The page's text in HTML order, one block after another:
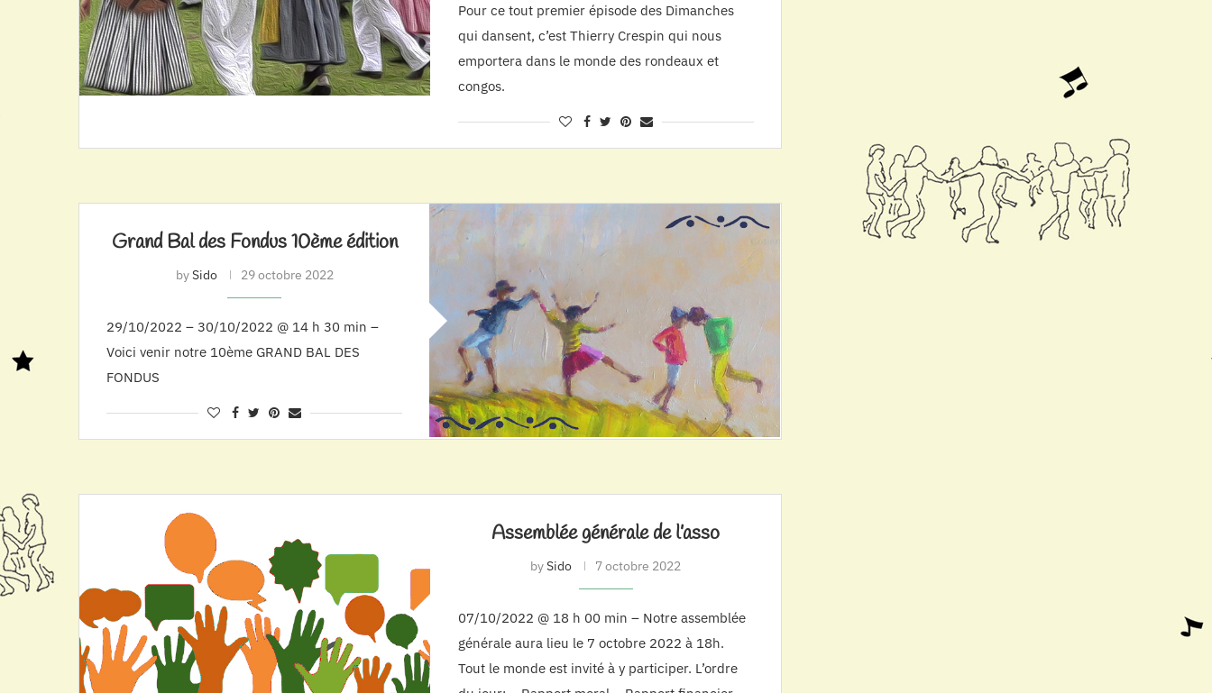
Pour ce tout premier épisode des Dimanches
qui dansent, c’est Thierry Crespin qui nous
emportera dans le monde des rondeaux et
congos.
Grand Bal des Fondus 10ème édition
bySido 29 octobre 2022
29/10/2022 – 30/10/2022 @ 14 h 30 min –
Voici venir notre 10ème GRAND BAL DES
FONDUS
Assemblée générale de l’asso
bySido 7 octobre 2022
07/10/2022 @ 18 h 00 min – Notre assemblée
générale aura lieu le 7 octobre 2022 à 18h.
Tout le monde est invité à y participer. L’ordre